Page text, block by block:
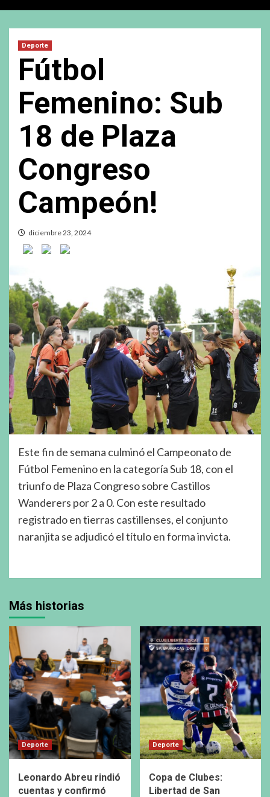
Deporte
Fútbol
Femenino: Sub
18 de Plaza
Congreso
Campeón!
diciembre 23, 2024
Este fin de semana culminó el Campeonato de
Fútbol Femenino en la categoría Sub 18, con el
triunfo de Plaza Congreso sobre Castillos
Wanderers por 2 a 0. Con este resultado
registrado en tierras castillenses, el conjunto
naranjita se adjudicó el título en forma invicta.
Más historias
Deporte
Leonardo Abreu rindió
cuentas y confirmó
Deporte
Copa de Clubes:
Libertad de San